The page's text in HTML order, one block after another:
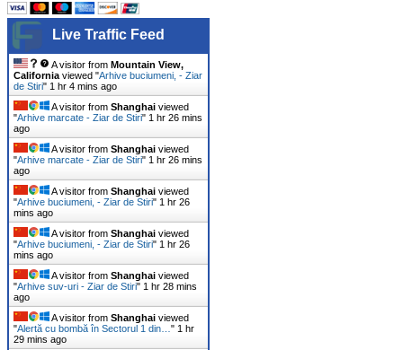
Live Traffic Feed
A visitor from Mountain View,
California viewed "Arhive buciumeni, - Ziar
de Stiri" 1 hr 4 mins ago
A visitor from Shanghai viewed
"Arhive marcate - Ziar de Stiri" 1 hr 26 mins
ago
A visitor from Shanghai viewed
"Arhive marcate - Ziar de Stiri" 1 hr 26 mins
ago
A visitor from Shanghai viewed
"Arhive buciumeni, - Ziar de Stiri" 1 hr 26
mins ago
A visitor from Shanghai viewed
"Arhive buciumeni, - Ziar de Stiri" 1 hr 26
mins ago
A visitor from Shanghai viewed
"Arhive suv-uri - Ziar de Stiri" 1 hr 28 mins
ago
A visitor from Shanghai viewed
"Alertă cu bombă în Sectorul 1 din… " 1 hr
29 mins ago